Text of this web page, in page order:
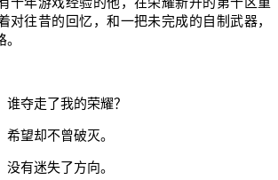
对往昔的回忆，和一把未完成的自制武器，
夺走了我的荣耀？
希望却不曾破灭。
有迷失了方向。